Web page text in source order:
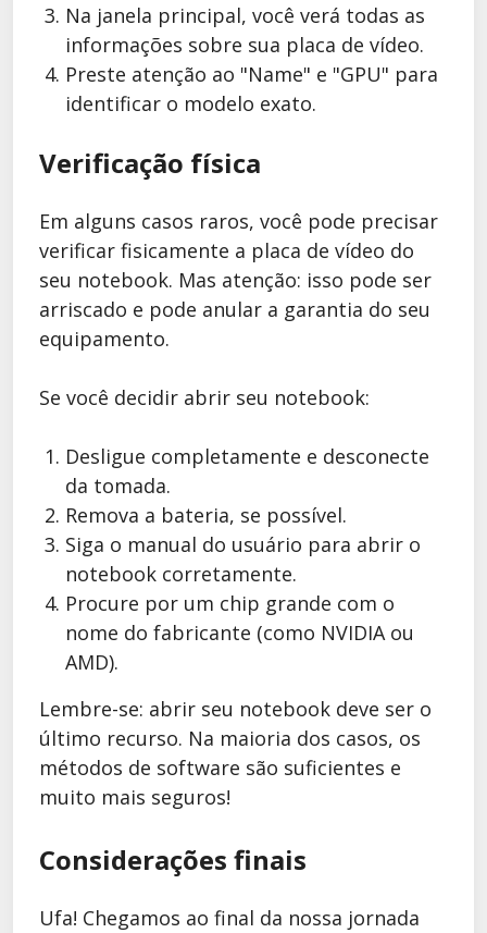
Na janela principal, você verá todas as
informações sobre sua placa de vídeo.
Preste atenção ao "Name" e "GPU" para
identificar o modelo exato.
Verificação física
Em alguns casos raros, você pode precisar
verificar fisicamente a placa de vídeo do
seu notebook. Mas atenção: isso pode ser
arriscado e pode anular a garantia do seu
equipamento.
Se você decidir abrir seu notebook:
Desligue completamente e desconecte
da tomada.
Remova a bateria, se possível.
Siga o manual do usuário para abrir o
notebook corretamente.
Procure por um chip grande com o
nome do fabricante (como NVIDIA ou
AMD).
Lembre-se: abrir seu notebook deve ser o
último recurso. Na maioria dos casos, os
métodos de software são suficientes e
muito mais seguros!
Considerações finais
Ufa! Chegamos ao final da nossa jornada